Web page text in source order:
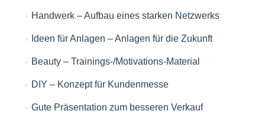
Handwerk – Aufbau eines starken Netzwerks
Ideen für Anlagen – Anlagen für die Zukunft
Beauty – Trainings-/Motivations-Material
DIY – Konzept für Kundenmesse
Gute Präsentation zum besseren Verkauf